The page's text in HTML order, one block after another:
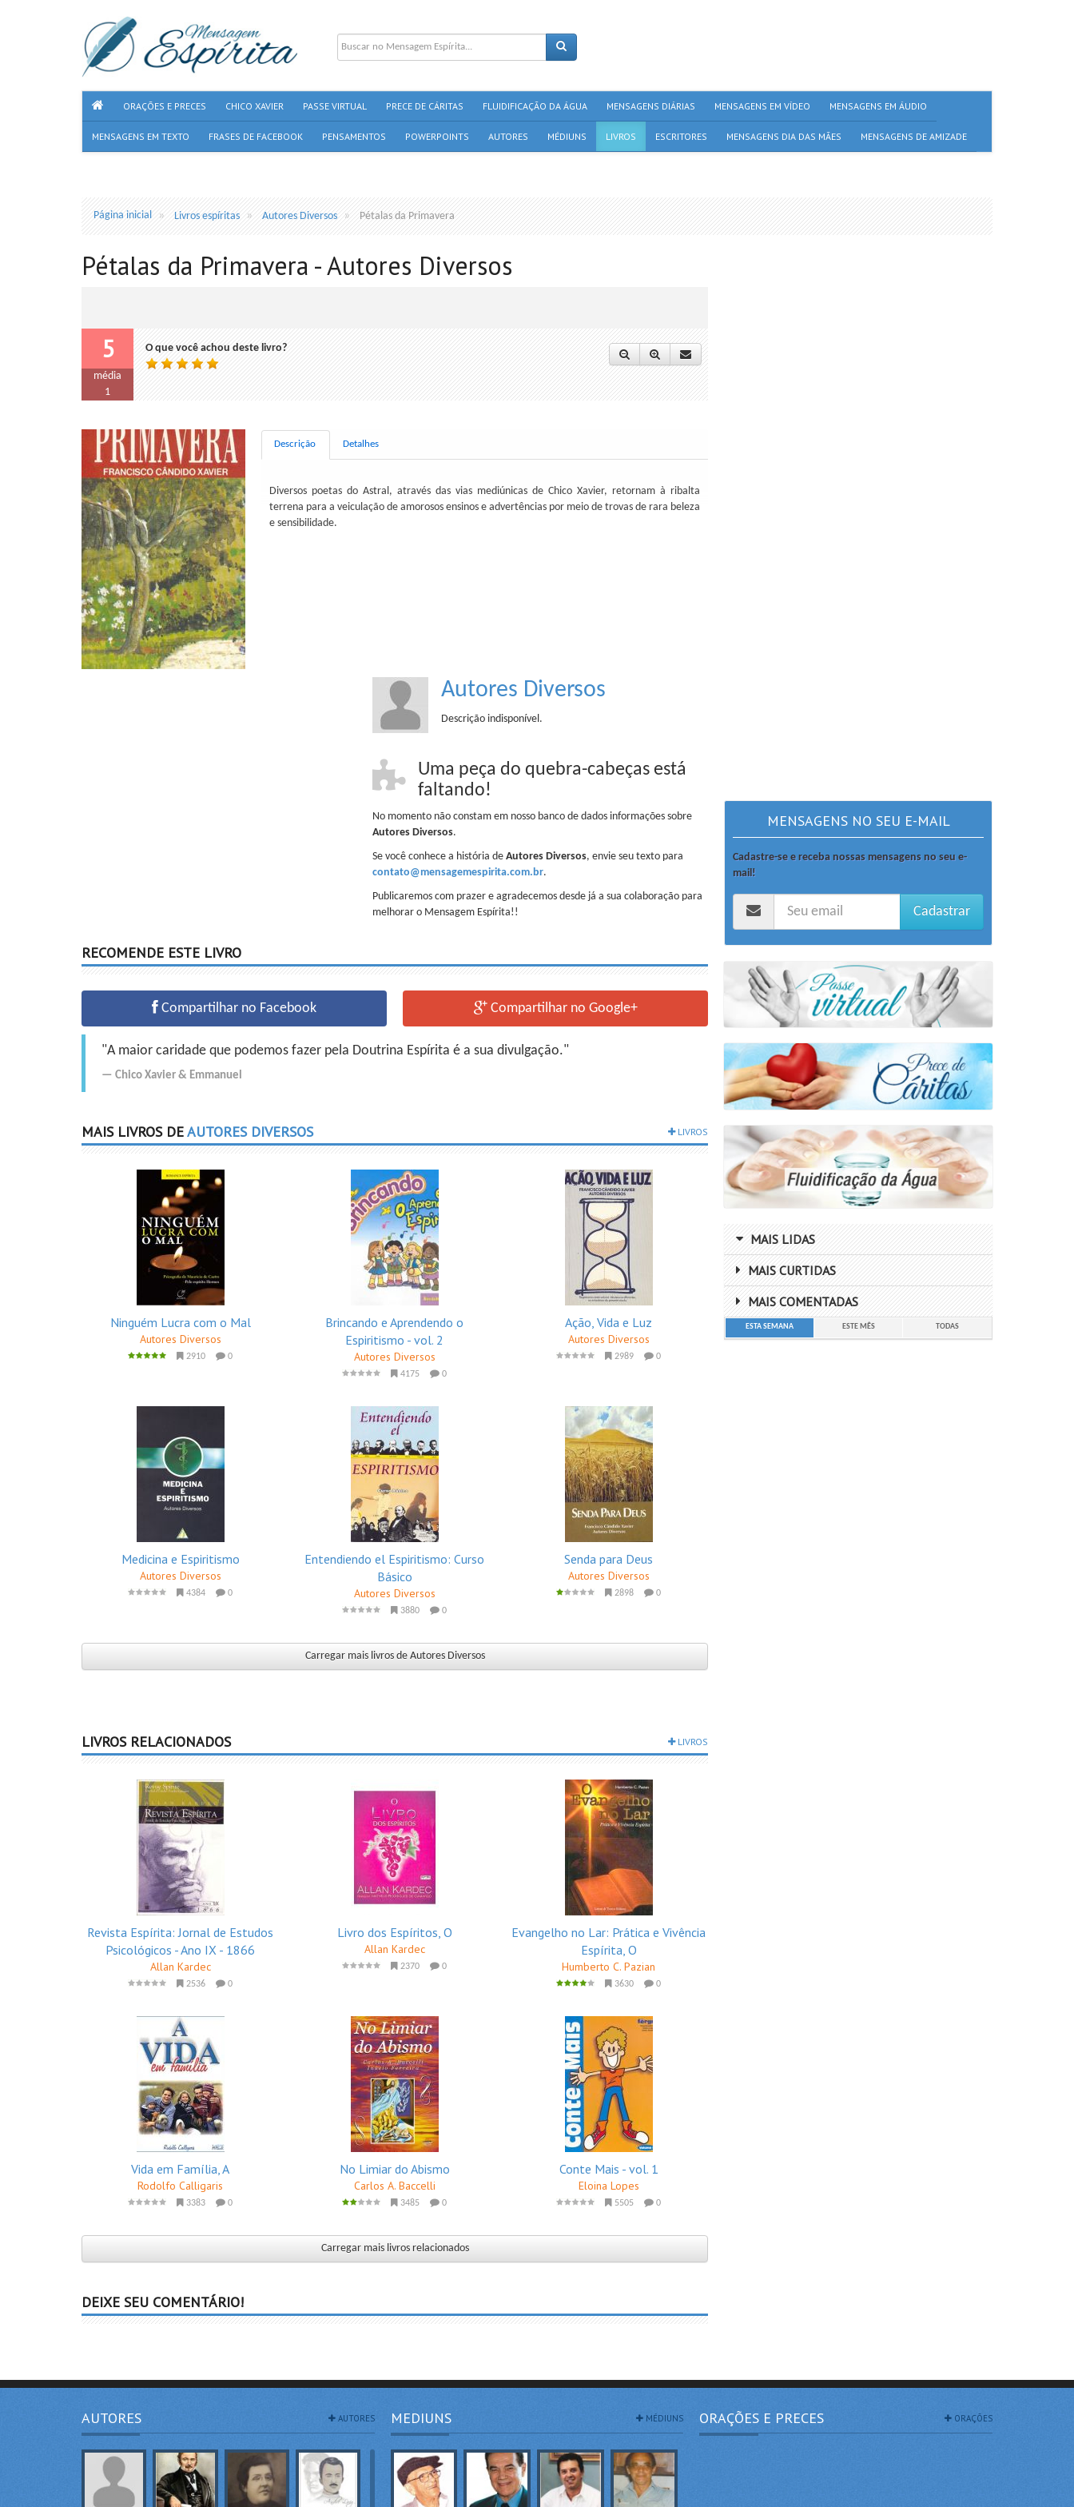
ORAÇÕES E PRECES CHICO XAVIER PASSE VIRTUAL PRECE DE CÁRITAS FLUIDIFICAÇÃO DA ÁGUA MENSAGENS DIÁRIAS MENSAGENS EM VÍDEO MENSAGENS EM ÁUDIO
MENSAGENS EM TEXTO FRASES DE FACEBOOK PENSAMENTOS POWERPOINTS AUTORES MÉDIUNS LIVROS ESCRITORES MENSAGENS DIA DAS MÃES MENSAGENS DE AMIZADE
Página inicial Livros espíritas Autores Diversos Pétalas da Primavera
Pétalas da Primavera - Autores Diversos
5
média
1
O que você achou deste livro?
Descrição Detalhes
Diversos poetas do Astral, através das vias mediúnicas de Chico Xavier, retornam à ribalta
terrena para a veiculação de amorosos ensinos e advertências por meio de trovas de rara beleza
e sensibilidade.
Autores Diversos
Descrição indisponível.
Uma peça do quebra-cabeças está
faltando!
No momento não constam em nosso banco de dados informações sobre
Autores Diversos.
Se você conhece a história de Autores Diversos, envie seu texto para
contato@mensagemespirita.com.br.
Publicaremos com prazer e agradecemos desde já a sua colaboração para
melhorar o Mensagem Espírita!!
RECOMENDE ESTE LIVRO
Compartilhar no Facebook Compartilhar no Google+
"A maior caridade que podemos fazer pela Doutrina Espírita é a sua divulgação."
Chico Xavier & Emmanuel
MAIS LIVROS DEAUTORES DIVERSOS LIVROS
Ninguém Lucra com o Mal
Autores Diversos
2910 0
Brincando e Aprendendo o
Espiritismo - vol. 2
Autores Diversos
4175 0
Ação, Vida e Luz
Autores Diversos
2989 0
Medicina e Espiritismo
Autores Diversos
4384 0
Entendiendo el Espiritismo: Curso
Básico
Autores Diversos
3880 0
Senda para Deus
Autores Diversos
2898 0
Carregar mais livros de Autores Diversos
LIVROS RELACIONADOS LIVROS
Revista Espírita: Jornal de Estudos
Psicológicos - Ano IX - 1866
Allan Kardec
2536 0
Livro dos Espíritos, O
Allan Kardec
2370 0
Evangelho no Lar: Prática e Vivência
Espírita, O
Humberto C. Pazian
3630 0
Vida em Família, A
Rodolfo Calligaris
3383 0
No Limiar do Abismo
Carlos A. Baccelli
3485 0
Conte Mais - vol. 1
Eloina Lopes
5505 0
Carregar mais livros relacionados
DEIXE SEU COMENTÁRIO!
MENSAGENS NO SEU E-MAIL
Cadastre-se e receba nossas mensagens no seu e-
mail!
Cadastrar
MAIS LIDAS
MAIS CURTIDAS
MAIS COMENTADAS
ESTA SEMANA ESTE MÊS TODAS
AUTORES AUTORES MEDIUNS MÉDIUNS ORAÇÕES E PRECES ORAÇÕES